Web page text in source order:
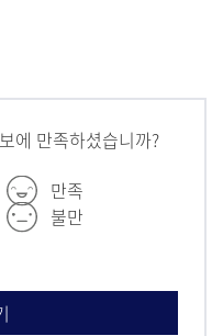
에 만족하셨습니까?
만족
불만